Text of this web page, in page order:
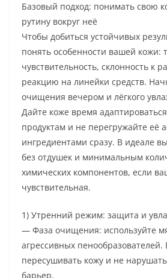
Базовый подход: понимать свою
рутину вокруг неё
Чтобы добиться устойчивых
понять особенности вашей кожи:
чувствительность, склонность к
реакцию на линейки средств.
очищения вечером и лёгкого
Дайте коже время
продуктам и не перегружайте её
ингредиентами сразу. В идеале
без отдушек и минимальным
химических компонентов, если
чувствительная.
1) Утренний режим: защита и
— Фаза очищения: используйте
агрессивных пенообразователей.
пересушивать кожу и не
барьер.